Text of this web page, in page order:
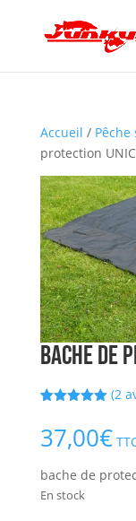
Accueil / Pêche
protection
bache de
basé sur
notations
(2
37,00€
bache de
En stock